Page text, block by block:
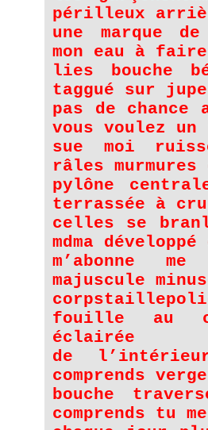
périlleux
une marque
mon eau à
lies bouche
taggué sur jupe
pas de chance
vous voulez un
sue moi
râles murmures
pylône
terrassée à
celles se
mdma
m’abonne
majuscule
fouille au
éclairée
de
comprends
bouche
comprends tu